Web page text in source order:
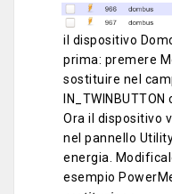
il dispositivo
prima: premere
sostituire nel
IN_TWINBUTTON
Ora il dispositivo
nel pannello
energia.
esempio